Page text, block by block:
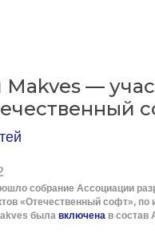
—
собрание Ассоциации
«Отечественный софт», по
была включена в состав